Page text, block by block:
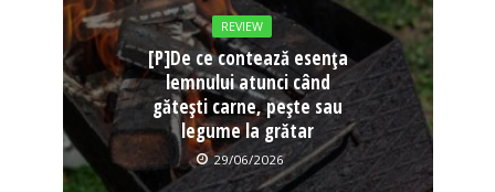
REVIEW
[P]De ce contează esența
lemnului atunci când
gătești carne, pește sau
legume la grătar
29/06/2026